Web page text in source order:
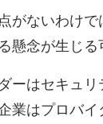
がないわけ
念が生じる
ーはセキュ
業はプロバ